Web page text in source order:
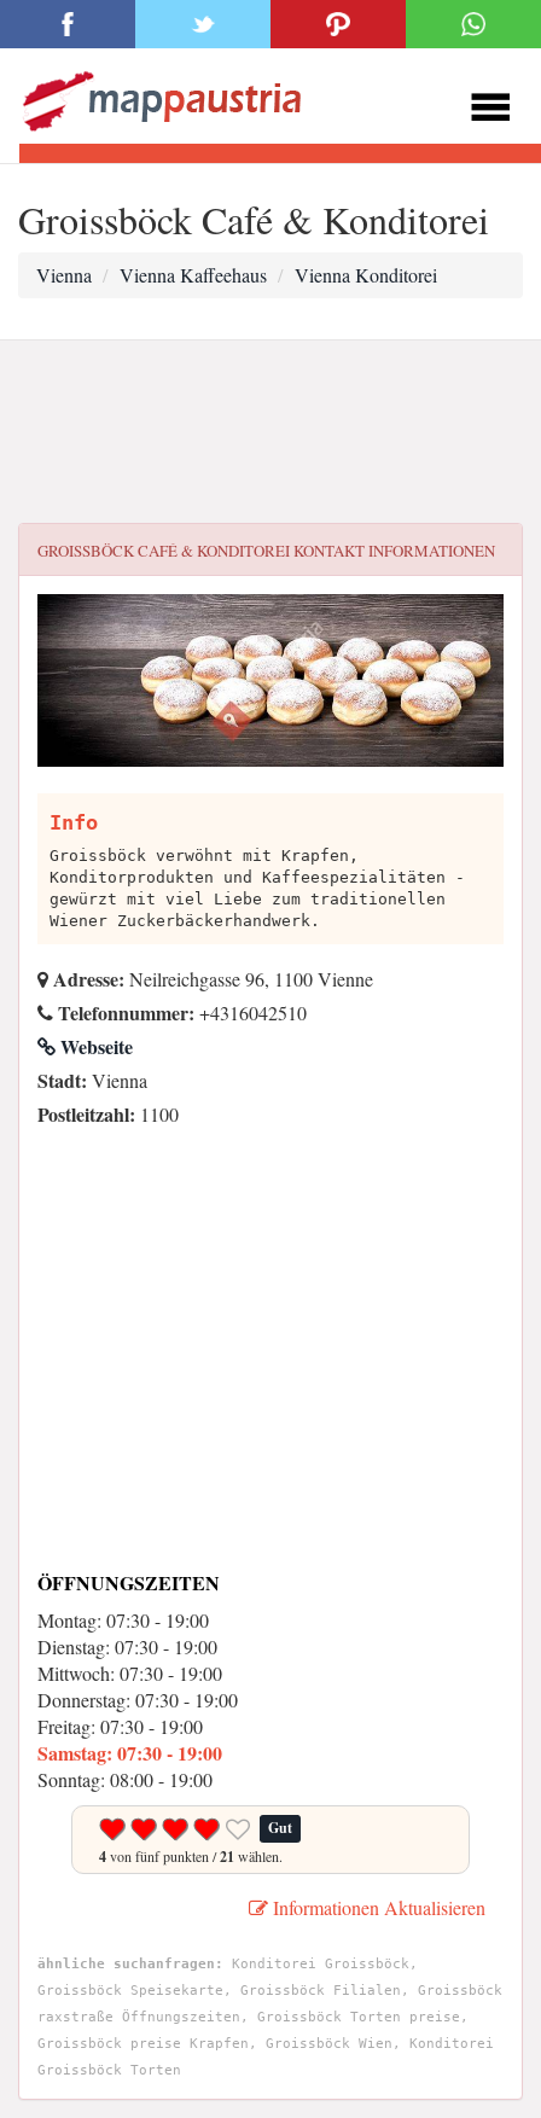
Groissböck Café & Konditorei
Vienna Vienna Kaffeehaus Vienna Konditorei
GROISSBÖCK CAFÉ & KONDITOREIKONTAKT INFORMATIONEN
Info
Groissböck verwöhnt mit Krapfen,
Konditorprodukten und Kaffeespezialitäten -
gewürzt mit viel Liebe zum traditionellen
Wiener Zuckerbäckerhandwerk.
Adresse: Neilreichgasse 96, 1100 Vienne
Telefonnummer: +4316042510
Webseite
Stadt: Vienna
Postleitzahl: 1100
ÖFFNUNGSZEITEN
Montag: 07:30 - 19:00
Dienstag: 07:30 - 19:00
Mittwoch: 07:30 - 19:00
Donnerstag: 07:30 - 19:00
Freitag: 07:30 - 19:00
Samstag: 07:30 - 19:00
Sonntag: 08:00 - 19:00
Gut
4von fünf punkten /21 wählen.
Informationen Aktualisieren
ähnliche suchanfragen:
Konditorei Groissböck,
Groissböck Speisekarte, Groissböck Filialen, Groissböck
raxstraße Öffnungszeiten, Groissböck Torten preise,
Groissböck preise Krapfen, Groissböck Wien, Konditorei
Groissböck Torten